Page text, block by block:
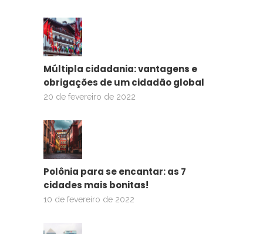
Múltipla cidadania: vantagens e
obrigações de um cidadão global
20 de fevereiro de 2022
Polônia para se encantar: as 7
cidades mais bonitas!
10 de fevereiro de 2022